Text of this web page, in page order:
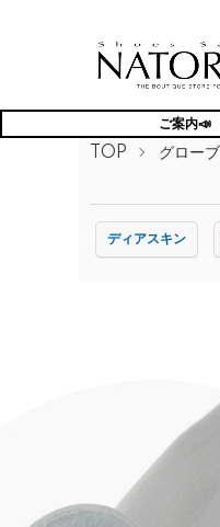
ご案内📣
TOP グローブ
ディアスキン